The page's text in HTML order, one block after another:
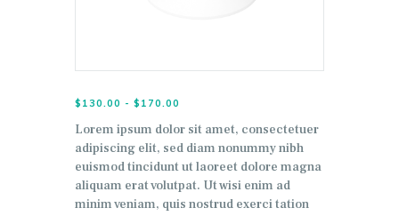
$ 130.00 - $ 170.00
precios:
desde
$130.00
hasta
$170.00
Lorem ipsum dolor sit amet, consectetuer
adipiscing elit, sed diam nonummy nibh
euismod tincidunt ut laoreet dolore magna
aliquam erat volutpat. Ut wisi enim ad
minim veniam, quis nostrud exerci tation